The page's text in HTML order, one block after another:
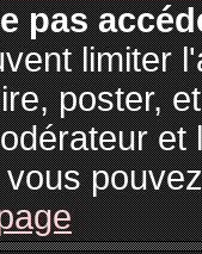
pas
limiter
poster,